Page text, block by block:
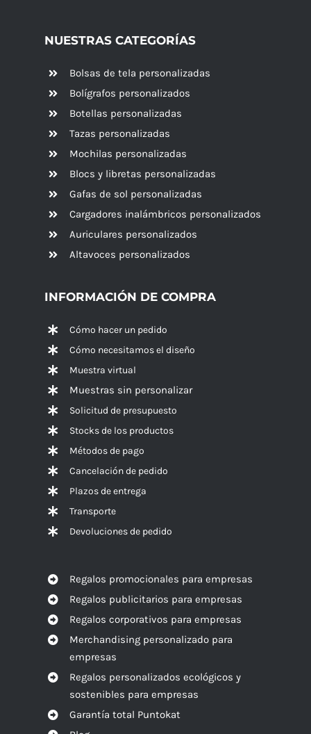
NUESTRAS CATEGORÍAS
Bolsas de tela personalizadas
Bolígrafos personalizados
Botellas personalizadas
Tazas personalizadas
Mochilas personalizadas
Blocs y libretas personalizadas
Gafas de sol personalizadas
Cargadores inalámbricos personalizados
Auriculares personalizados
Altavoces personalizados
INFORMACIÓN DE COMPRA
Cómo hacer un pedido
Cómo necesitamos el diseño
Muestra virtual
Muestras sin personalizar
Solicitud de presupuesto
Stocks de los productos
Métodos de pago
Cancelación de pedido
Plazos de entrega
Transporte
Devoluciones de pedido
Regalos promocionales para empresas
Regalos publicitarios para empresas
Regalos corporativos para empresas
Merchandising personalizado para
empresas
Regalos personalizados ecológicos y
sostenibles para empresas
Garantía total Puntokat